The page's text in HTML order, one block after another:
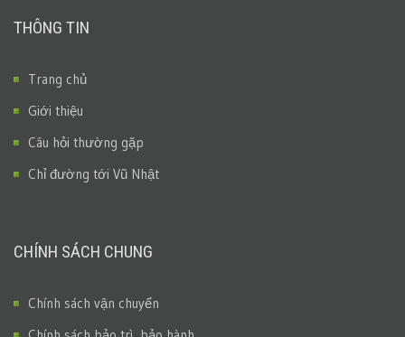
THÔNG TIN
Trang chủ
Giới thiệu
Câu hỏi thường gặp
Chỉ đường tới Vũ Nhật
CHÍNH SÁCH CHUNG
Chính sách vận chuyển